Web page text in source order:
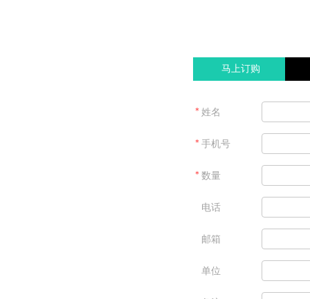
马上订购
＊ 姓名
＊ 手机号
＊ 数量
电话
邮箱
单位